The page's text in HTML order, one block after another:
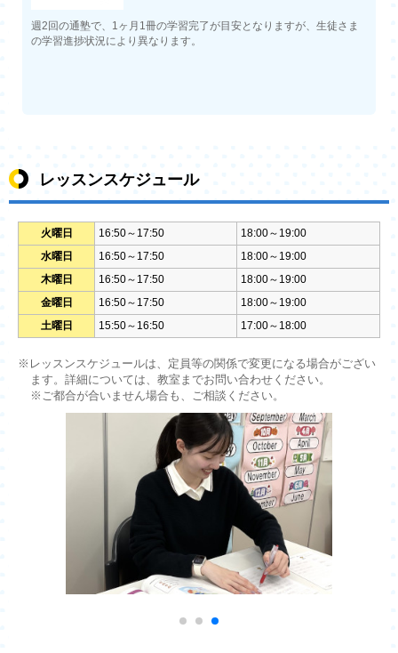
週2回の通塾で、1ヶ月1冊の学習完了が目安となりますが、生徒さま
の学習進捗状況により異なります。
レッスンスケジュール
火曜日 16:50～17:50
18:00～19:00
水曜日
16:50～17:50
18:00～19:00
木曜日
16:50～17:50
18:00～19:00
金曜日
16:50～17:50
18:00～19:00
土曜日
15:50～16:50 17:00～18:00
※レッスンスケジュールは、定員等の関係で変更になる場合がござい
ます。詳細については、教室までお問い合わせください。
※ご都合が合いません場合も、ご相談ください。